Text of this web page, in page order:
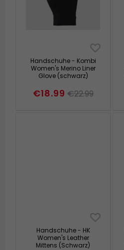
Handschuhe - Kombi
Women's Merino Liner
Glove (schwarz)
€18.99 €22.99
Handschuhe - HK
Women's Leather
Mittens (Schwarz)